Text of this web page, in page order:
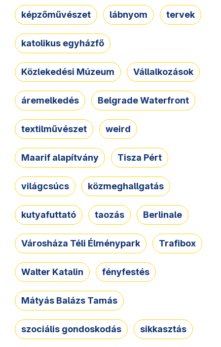
képzőművészet lábnyom tervek
katolikus egyházfő
Közlekedési Múzeum Vállalkozások
áremelkedés Belgrade Waterfront
textilművészet weird
Maarif alapítvány Tisza Pért
világcsúcs közmeghallgatás
kutyafuttató taozás Berlinale
Városháza Téli Élménypark Trafibox
Walter Katalin fényfestés
Mátyás Balázs Tamás
szociális gondoskodás sikkasztás